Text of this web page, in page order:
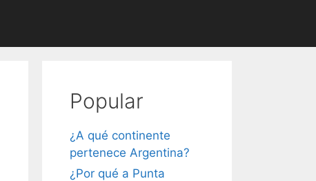
Popular
¿A qué continente
pertenece Argentina?
¿Por qué a Punta